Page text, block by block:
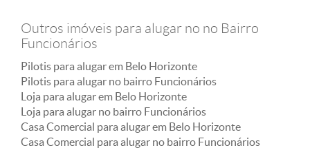
Outros imóveis para alugar no no Bairro
Funcionários
Pilotis para alugar em Belo Horizonte
Pilotis para alugar no bairro Funcionários
Loja para alugar em Belo Horizonte
Loja para alugar no bairro Funcionários
Casa Comercial para alugar em Belo Horizonte
Casa Comercial para alugar no bairro Funcionários